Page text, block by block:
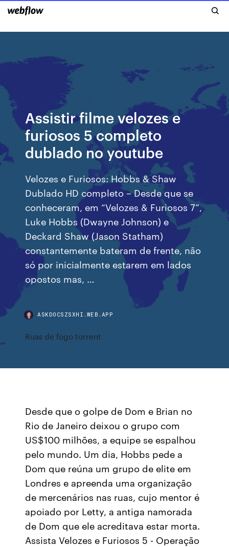
Assistir filme velozes e
furiosos 5 completo
dublado no youtube
Velozes e Furiosos: Hobbs & Shaw
Dublado HD completo – Desde que se
conheceram, em “Velozes & Furiosos 7”,
Luke Hobbs (Dwayne Johnson) e
Deckard Shaw (Jason Statham)
constantemente bateram de frente, não
só por inicialmente estarem em lados
opostos mas, …
ASKDOCSZSXHI.WEB.APP
Ruas de fogo torrent
Desde que o golpe de Dom e Brian no
Rio de Janeiro deixou o grupo com
US$100 milhões, a equipe se espalhou
pelo mundo. Um dia, Hobbs pede a
Dom que reúna um grupo de elite em
Londres e apreenda uma organização
de mercenários nas ruas, cujo mentor é
apoiado por Letty, a antiga namorada
de Dom que ele acreditava estar morta.
Assista Velozes e Furiosos 5 - Operação